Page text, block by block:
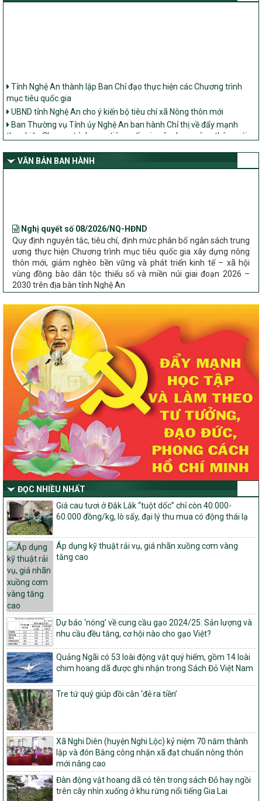
Tỉnh Nghệ An thành lập Ban Chỉ đạo thực hiện các Chương trình
mục tiêu quốc gia
UBND tỉnh Nghệ An cho ý kiến bộ tiêu chí xã Nông thôn mới
Ban Thường vụ Tỉnh ủy Nghệ An ban hành Chỉ thị về đẩy mạnh
thực hiện Chương trình mục tiêu quốc gia xây dựng nông thôn mới,
giảm nghèo bền vững và phát triển kinh tế – xã hội vùng đồng bào
dân tộc thiểu số và miền núi giai đoạn 2026 – 2030 trên địa bàn tỉnh
Nghệ An
VĂN BẢN BAN HÀNH
Quy định nguyên tắc, tiêu chí, định mức phân bổ ngân sách trung
ương thực hiện Chương trình mục tiêu quốc gia xây dựng nông
thôn mới, giảm nghèo bền vững và phát triển kinh tế – xã hội
vùng đồng bào dân tộc thiểu số và miền núi giai đoạn 2026 –
2030 trên địa bàn tỉnh Nghệ An
Chỉ Thị số 22-CT/TU
về đẩy mạnh thực hiện Chương trình mục tiêu quốc gia xây dựng
nông thôn mới, giảm nghèo bền vững và phát triển kinh tế – xã
hội vùng đồng bào dân tộc thiểu số và miền núi giai đoạn 2026 –
2030 trên địa bàn tỉnh Nghệ An
Quyết định số 2490/QĐ-UBND
Về việc thành lập Ban Chỉ đạo Chương trình mục tiều quốc gia xây
dựng nông thôn mới, giảm nghèo bền vững và phát triển kinh tế –
xã hội vùng đồng bào dân tộc thiểu số và miền núi giai đoạn 2026
-2030 tỉnh Nghệ An
Thông tư Số 23/2026/TT-BNNMT
Thông tư Hướng dẫn thực hiện một số nội dung Chương trình
mục tiêu quốc gia xây dựng nông thôn mới, giảm nghèo bền
vững và phát triển kinh tế – xã hội vùng đồng bào dân tộc thiểu
số và miền núi giai đoạn 2026-2030 thuộc phạm vi quản lý nhà
nước của Bộ Nông nghiệp và Môi trường
Quyết định số: 26/2026/QĐ-TTg
Quyết định ban hành Bộ tiêu chí và quy trình đánh giá, phân hạng
sản phẩm Mỗi xã một sản phẩm
số: 19/2026/QĐ-TTg
Quy định điều kiện, trình tự, thủ tục, hồ sơ xét, công nhận, công bố
và thu hồi quyết định công nhận xã đạt chuẩn nông thôn mới, xã
đạt nông thôn mới hiện đại và tỉnh, thành phố hoàn thành nhiệm
vụ xây dựng nông thôn mới giai đoạn 2026 – 2030
Quyết định số 16/2026/QĐ-TTg
Quy định nguyên tắc, tiêu chí, định mức phân bổ ngân sách trung
ương và tỉ lệ vốn đối ứng ngân sách của địa phương thực hiện
Chương trình mục tiêu quốc gia xây dựng nông thôn mới, giảm
nghèo bền vững và phát triển kinh tế – xã hội vùng đồng bào dân
tộc thiểu số và miền núi giai đoạn 2026 – 2030
1451/QĐ-UBND
Phê duyệt danh sách các xã thuộc nhóm 1, nhóm 2, nhóm 3
trong xây dựng nông thôn mới giai đoạn 2026-2030 trên địa bàn
tỉnh Nghệ An
103/PTNT-NTM
Về việc đăng ký thực hiện Dự án liên kết theo chuỗi giá trị thuộc
Dự án 2 – Chương trình Mục tiêu quốc gia Giảm nghèo bền vững
giai đoạn 2021-2025 được kéo dài sang năm 2026
827/QĐ-BNNMT
Quyết định Ban hành Kế hoạch triển khai thực hiện Chương trình
mục tiêu quốc gia xây dựng nông thôn mới, giảm nghèo bền
ĐỌC NHIỀU NHẤT
Giá cau tươi ở Đắk Lắk “tuột dốc” chỉ còn 40.000-
60.000 đồng/kg, lò sấy, đại lý thu mua có động thái lạ
Áp dụng kỹ thuật rải vụ, giá nhãn xuồng cơm vàng
tăng cao
Dự báo ‘nóng’ về cung cầu gạo 2024/25: Sản lượng và
nhu cầu đều tăng, cơ hội nào cho gạo Việt?
Quảng Ngãi có 53 loài động vật quý hiếm, gồm 14 loài
chim hoang dã được ghi nhận trong Sách Đỏ Việt Nam
Tre tứ quý giúp đồi cằn ‘đẻ ra tiền’
Xã Nghi Diên (huyện Nghi Lộc) kỷ niệm 70 năm thành
lập và đón Bằng công nhận xã đạt chuẩn nông thôn
mới nâng cao
Đàn động vật hoang dã có tên trong sách Đỏ hay ngồi
trên cây nhìn xuống ở khu rừng nổi tiếng Gia Lai